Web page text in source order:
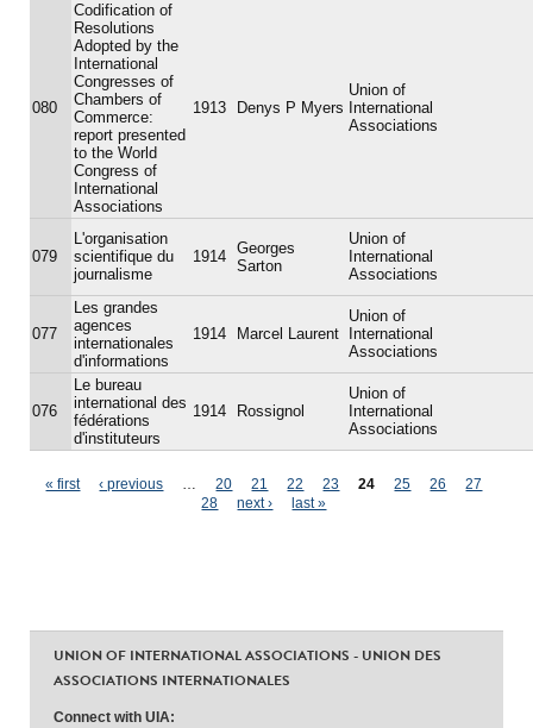
080
Codification of
Resolutions
Adopted by the
International
Congresses of
Chambers of
Commerce:
report presented
to the World
Congress of
International
Associations
1913 Denys P Myers
Union of
International
Associations
079
L'organisation
scientifique du
journalisme
1914 Georges
Sarton
Union of
International
Associations
077
Les grandes
agences
internationales
d'informations
1914 Marcel Laurent
Union of
International
Associations
076
Le bureau
international des
fédérations
d'instituteurs
1914 Rossignol
Union of
International
Associations
Pages
« first ‹ previous 20 21 22 23 24 25 26
27
28
next › last »
UNION OF INTERNATIONAL ASSOCIATIONS - UNION DES
ASSOCIATIONS INTERNATIONALES
Connect with UIA: